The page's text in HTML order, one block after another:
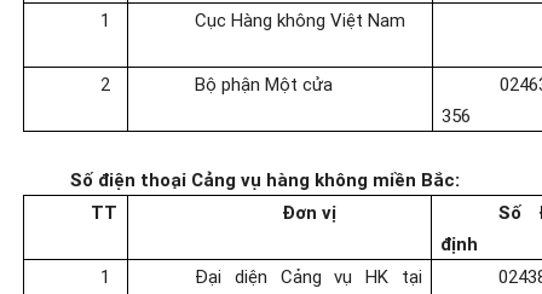
1
Cục Hàng không Việt Nam
2 Bộ phận Một cửa
356
Số điện thoại Cảng vụ hàng không miền Bắc:
TT
Đơn vị
Số
định
1
Đại diện Cảng vụ HK tại